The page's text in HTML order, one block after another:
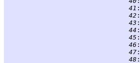
  41
:
  42
:
  43
:
  44
:
  45
:
  46
:
  47
:
  48
: